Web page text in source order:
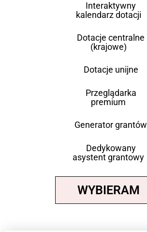
Interaktywny
kalendarz dotacji
Dotacje centralne
(krajowe)
Dotacje unijne
Przeglądarka
premium
Generator grantów
Dedykowany
asystent grantowy
WYBIERAM